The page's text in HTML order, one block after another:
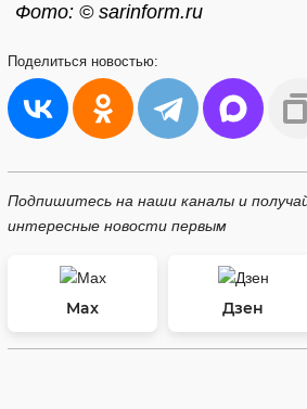
Фото: © sarinform.ru
Поделиться новостью:
Подпишитесь на наши каналы и
интересные новости первым
Max Дзен